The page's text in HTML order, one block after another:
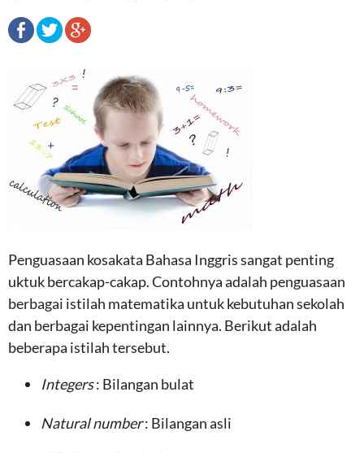
Penguasaan kosakata Bahasa Inggris sangat penting
uktuk bercakap-cakap. Contohnya adalah penguasaan
berbagai istilah matematika untuk kebutuhan sekolah
dan berbagai kepentingan lainnya. Berikut adalah
beberapa istilah tersebut.
Integers: Bilangan bulat
Natural number: Bilangan asli